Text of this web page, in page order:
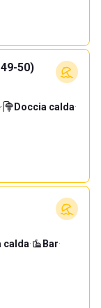
50)
· Doccia calda·
calda· Bar·